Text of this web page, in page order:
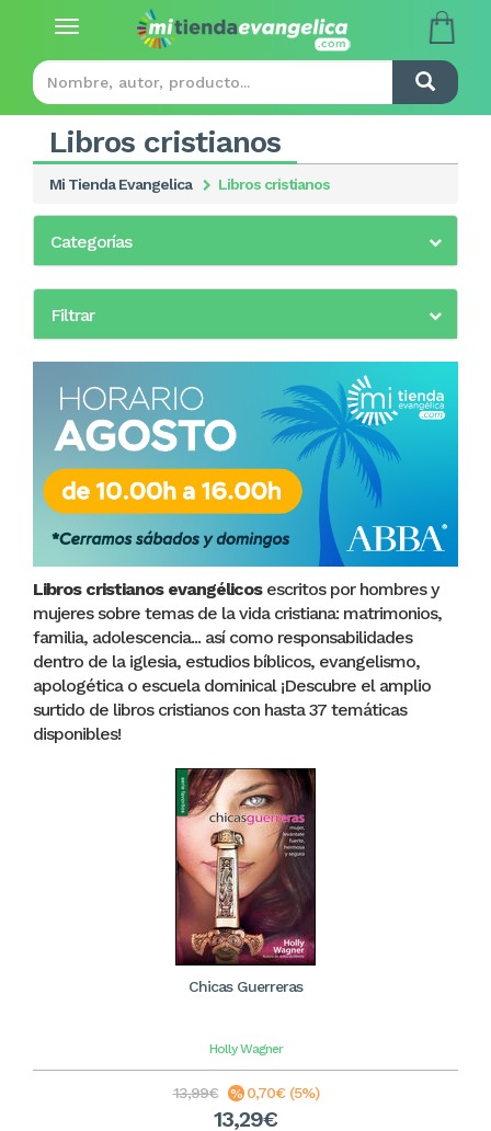
Toggle
Libros cristianos
Mi Tienda Evangelica Libros cristianos
Categorías
Filtrar
Libros cristianos evangélicosescritos por hombres y
mujeres sobre temas de la vida cristiana: matrimonios,
familia, adolescencia... así como responsabilidades
dentro de la iglesia, estudios bíblicos, evangelismo,
apologética o escuela dominical ¡Descubre el amplio
surtido de libros cristianos con hasta 37 temáticas
disponibles!
Chicas Guerreras
Holly Wagner
13,99€ 0,70€ (5%)
13,29€